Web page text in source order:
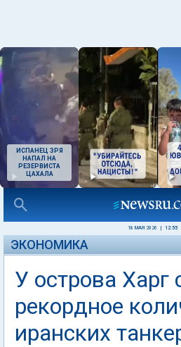
ИСПАНЕЦ ЗРЯ
НАПАЛ НА
РЕЗЕРВИСТА
ЦАХАЛА
18 МАЯ 2026 12:55
ЭКОНОМИКА
У острова Харг
рекордное
иранских